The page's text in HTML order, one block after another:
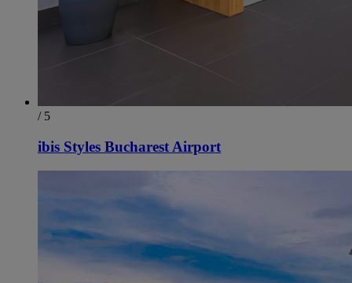
/ 5
ibis Styles Bucharest Airport